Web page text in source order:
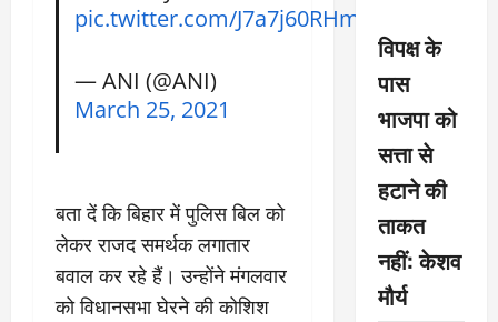
pic.twitter.com/J7a7j60RHm
— ANI (@ANI)
March 25, 2021
बता दें कि बिहार में पुलिस बिल को
लेकर राजद समर्थक लगातार
बवाल कर रहे हैं। उन्होंने मंगलवार
को विधानसभा घेरने की कोशिश
विपक्ष के
पास
भाजपा को
सत्ता से
हटाने की
ताकत
नहीं: केशव
मौर्य